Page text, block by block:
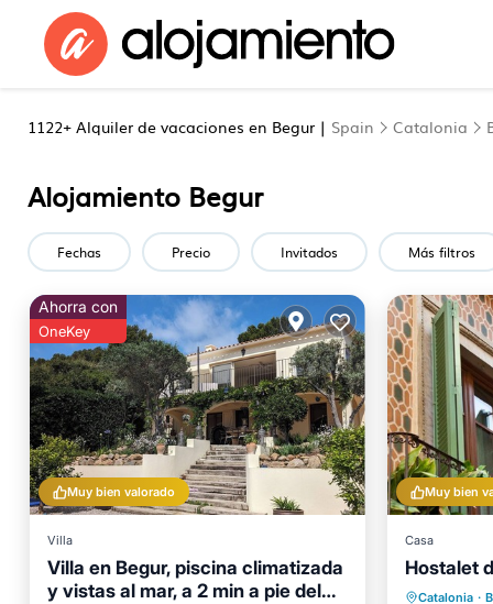
1122+ Alquiler de vacaciones en Begur | Spain Catalonia
Alojamiento Begur
Fechas Precio Invitados Más filtros
Muy bien valorado
Ahorra con
OneKey
Villa
Villa en Begur, piscina climatizada
y vistas al mar, a 2 min a pie del
Muy bien
Casa
Hostalet
Catalonia ·
Frente